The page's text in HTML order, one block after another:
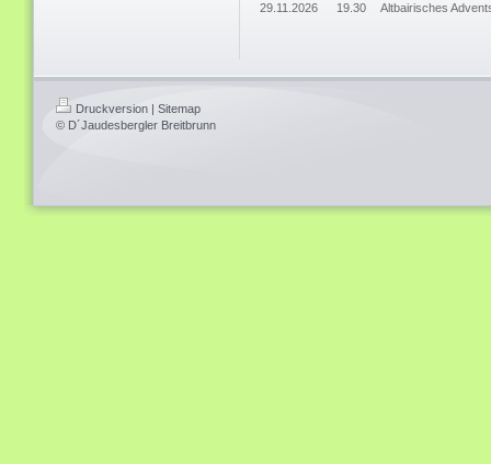
29.11.2026
19.30 Altbairisches
Druckversion | Sitemap
© D´Jaudesbergler Breitbrunn